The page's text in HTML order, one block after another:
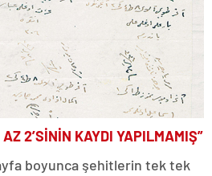
2’SİNİN KAYDI YAPILMAMIŞ”
boyunca şehitlerin tek tek